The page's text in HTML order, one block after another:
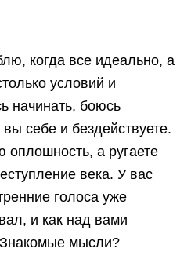
когда все идеально, а
условий и
начинать, боюсь
себе и бездействуете.
а ругаете
века. У вас
голоса уже
и как над вами
мысли?